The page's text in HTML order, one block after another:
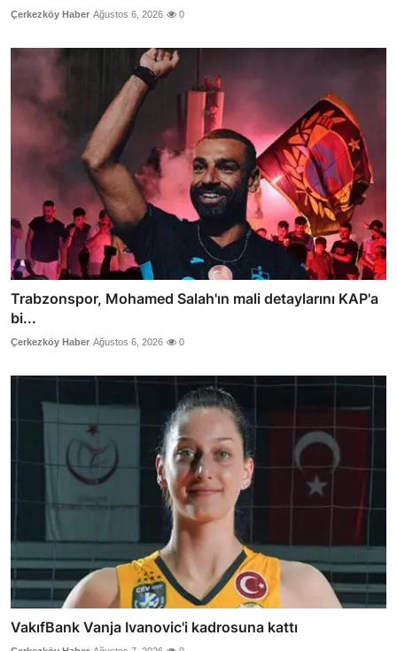
Çerkezköy Haber Ağustos 6, 2026 0
Trabzonspor, Mohamed Salah'ın mali detaylarını KAP'a
bi...
Çerkezköy Haber Ağustos 6, 2026 0
VakıfBank Vanja Ivanovic'i kadrosuna kattı